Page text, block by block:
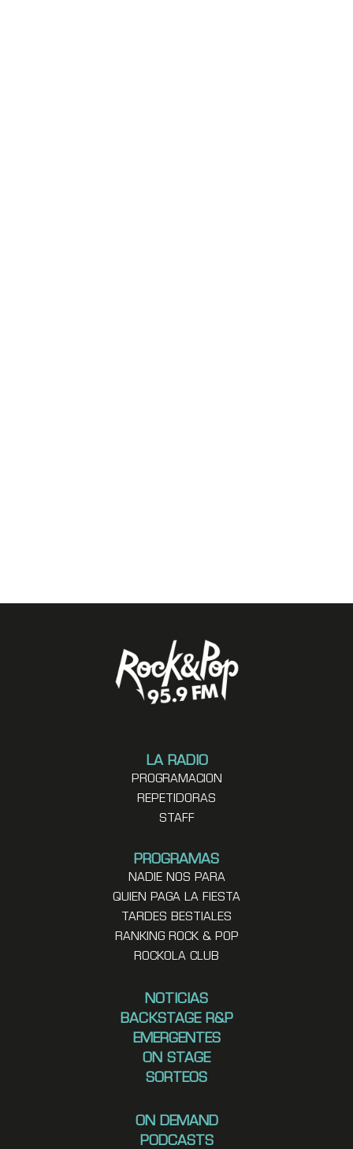
LA RADIO
PROGRAMACION
REPETIDORAS
STAFF
PROGRAMAS
NADIE NOS PARA
QUIEN PAGA LA FIESTA
TARDES BESTIALES
RANKING ROCK & POP
ROCKOLA CLUB
NOTICIAS
BACKSTAGE R&P
EMERGENTES
ON STAGE
SORTEOS
ON DEMAND
PODCASTS